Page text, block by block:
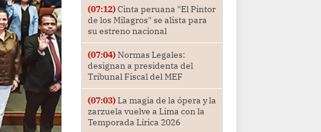
(07:12)Cinta peruana "El Pintor
de los Milagros" se alista para
su estreno nacional
(07:04)Normas Legales:
designan a presidenta del
Tribunal Fiscal del MEF
(07:03)La magia de la ópera y la
zarzuela vuelve a Lima con la
Temporada Lírica 2026